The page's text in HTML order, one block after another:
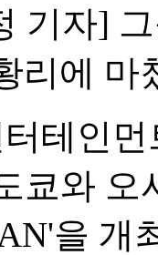
기자]
리에 마
테인
쿄와
을 개